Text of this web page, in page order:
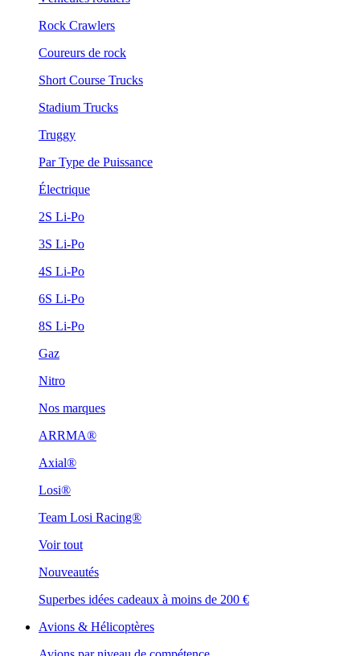
Rock Crawlers
Coureurs de rock
Short Course Trucks
Stadium Trucks
Truggy
Par Type de Puissance
Électrique
2S Li-Po
3S Li-Po
4S Li-Po
6S Li-Po
8S Li-Po
Gaz
Nitro
Nos marques
ARRMA®
Axial®
Losi®
Team Losi Racing®
Voir tout
Nouveautés
Superbes idées cadeaux à moins de 200 €
Avions & Hélicoptères